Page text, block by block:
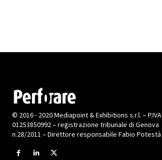
© 2016 - 2020 Mediapoint & Exhibitions s.r.l. – P.IVA
01253850992 – registrazione tribunale di Genova
n.28/2011 – Direttore responsabile Fabio Potestà